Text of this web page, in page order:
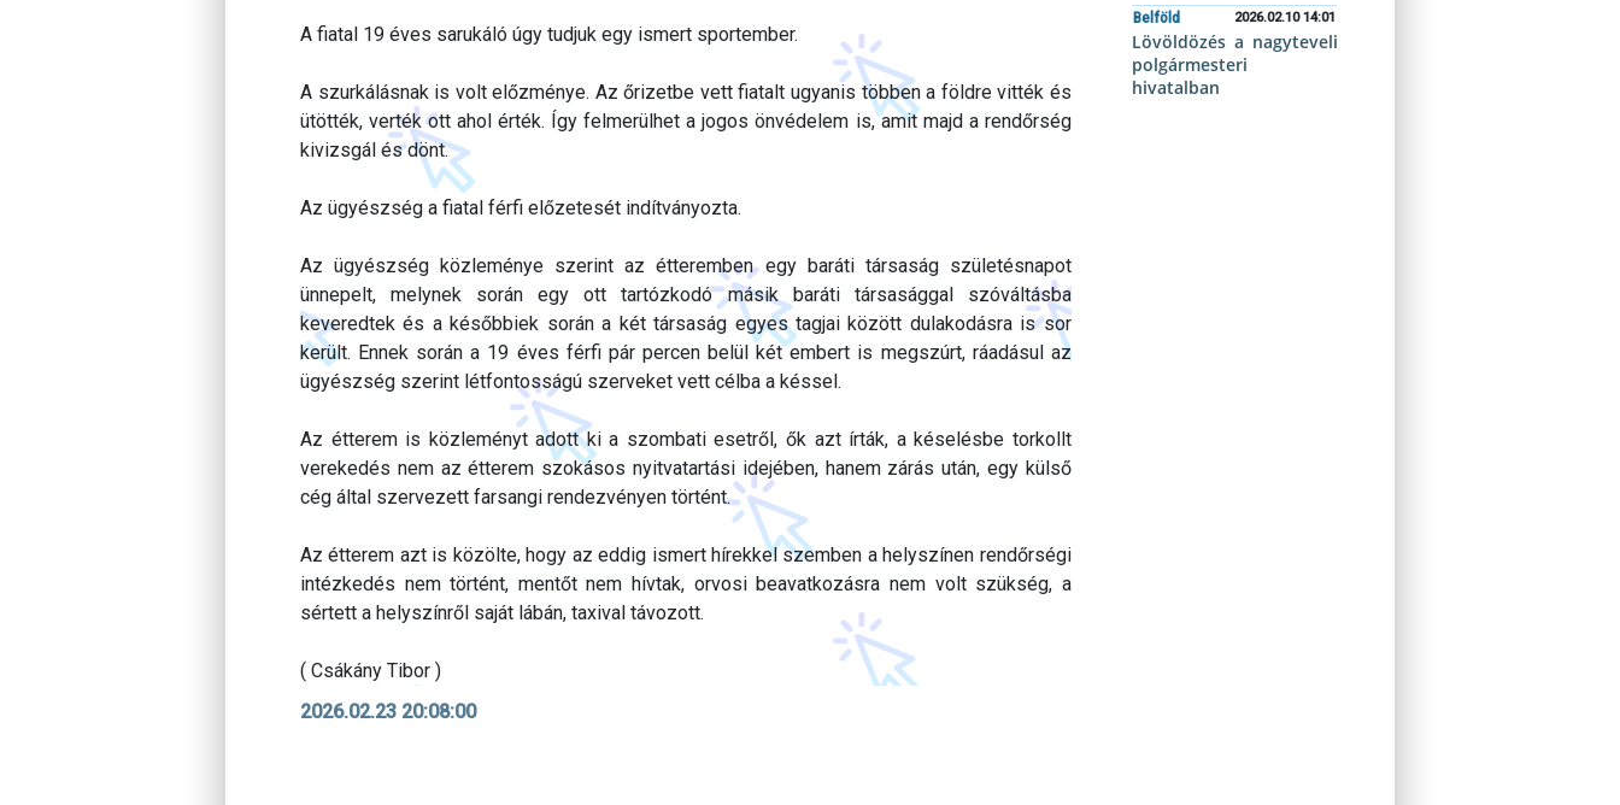
A fiatal 19 éves sarukáló úgy tudjuk egy ismert sportember.
A szurkálásnak is volt előzménye. Az őrizetbe vett fiatalt ugyanis többen a földre vitték és
ütötték, verték ott ahol érték. Így felmerülhet a jogos önvédelem is, amit majd a rendőrség
kivizsgál és dönt.
Az ügyészség a fiatal férfi előzetesét indítványozta.
Az ügyészség közleménye szerint az étteremben egy baráti társaság születésnapot
ünnepelt, melynek során egy ott tartózkodó másik baráti társasággal szóváltásba
keveredtek és a későbbiek során a két társaság egyes tagjai között dulakodásra is sor
került. Ennek során a 19 éves férfi pár percen belül két embert is megszúrt, ráadásul az
ügyészség szerint létfontosságú szerveket vett célba a késsel.
Az étterem is közleményt adott ki a szombati esetről, ők azt írták, a késelésbe torkollt
verekedés nem az étterem szokásos nyitvatartási idejében, hanem zárás után, egy külső
cég által szervezett farsangi rendezvényen történt.
Az étterem azt is közölte, hogy az eddig ismert hírekkel szemben a helyszínen rendőrségi
intézkedés nem történt, mentőt nem hívtak, orvosi beavatkozásra nem volt szükség, a
sértett a helyszínről saját lábán, taxival távozott.
( Csákány Tibor )
2026.02.23 20:08:00
Belföld 2026.02.10 14:01
Lövöldözés a nagyteveli
polgármesteri
hivatalban